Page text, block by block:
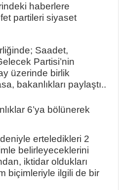
haberlere
partileri siyaset
Saadet,
Partisi’nin
üzerinde birlik
bakanlıkları paylaştı..
6’ya bölünerek
erteledikleri 2
belirleyeceklerini
iktidar oldukları
biçimleriyle ilgili de bir